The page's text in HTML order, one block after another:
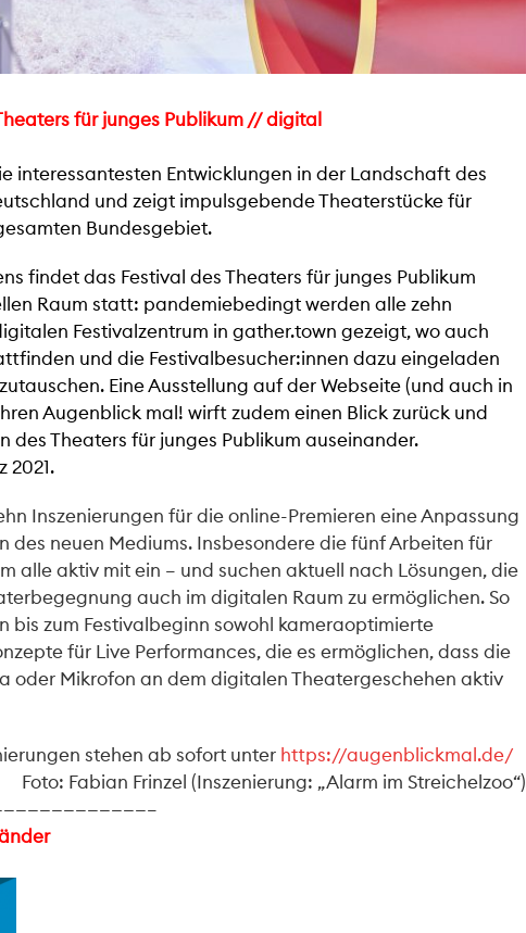
für junges Publikum // digital
interessantesten Entwicklungen in der Landschaft des
und zeigt impulsgebende Theaterstücke für
Bundesgebiet.
findet das Festival des Theaters für junges Publikum
Raum statt: pandemiebedingt werden alle zehn
Festivalzentrum in gather.town gezeigt, wo auch
und die Festivalbesucher:innen dazu eingeladen
Eine Ausstellung auf der Webseite (und auch in
Augenblick mal! wirft zudem einen Blick zurück und
des Theaters für junges Publikum auseinander.
2021.
Inszenierungen für die online-Premieren eine Anpassung
des neuen Mediums. Insbesondere die fünf Arbeiten für
alle aktiv mit ein – und suchen aktuell nach Lösungen, die
auch im digitalen Raum zu ermöglichen. So
bis zum Festivalbeginn sowohl kameraoptimierte
für Live Performances, die es ermöglichen, dass die
oder Mikrofon an dem digitalen Theatergeschehen aktiv
stehen ab sofort unter https://augenblickmal.de/
Foto: Fabian Frinzel (Inszenierung: „Alarm im Streichelzoo“)